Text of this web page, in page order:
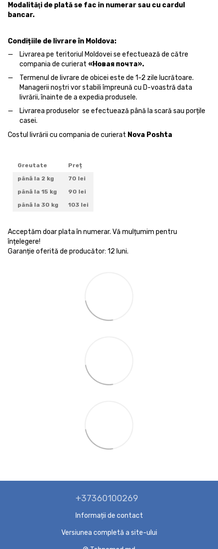
Modalităţi de plată se fac in numerar sau cu cardul
bancar.
Condițiile de livrare în Moldova:
Livrarea pe teritoriul Moldovei se efectuează de către
compania de curierat «Новая почта».
Termenul de livrare de obicei este de 1-2 zile lucrătoare.
Managerii noștri vor stabili împreună cu D-voastră data
livrării, înainte de a expedia produsele.
Livrarea produselor se efectuează până la scară sau porțile
casei.
Costul livrării cu compania de curierat Nova Poshta
Greutate
Preț
până la 2 kg
70 lei
până la 15 kg
90 lei
până la 30 kg
103 lei
Acceptăm doar plata în numerar. Vă mulțumim pentru
înțelegere!
Garanție oferită de producător: 12 luni.
+37360100269
Informații de contact
Versiunea completă a site-ului